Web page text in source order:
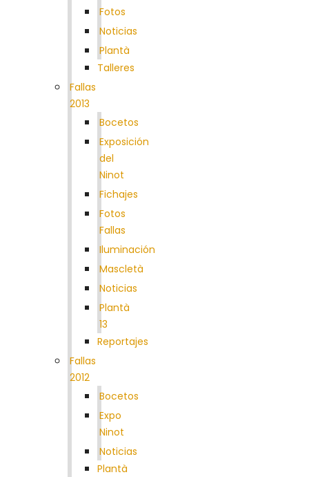
Fotos
Noticias
Plantà
Talleres
Fallas
2013
Bocetos
Exposición
del
Ninot
Fichajes
Fotos
Fallas
Iluminación
Mascletà
Noticias
Plantà
13
Reportajes
Fallas
2012
Bocetos
Expo
Ninot
Noticias
Plantà